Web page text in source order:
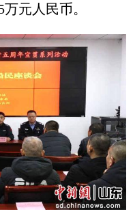
元人民币。